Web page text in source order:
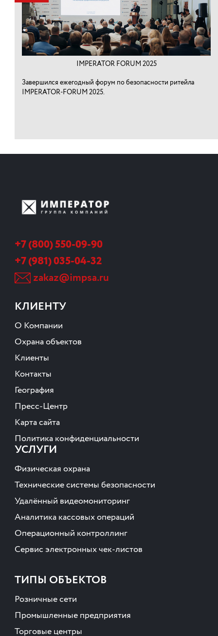
IMPERATOR FORUM 2025
Завершился ежегодный форум по безопасности ритейла
IMPERATOR-FORUM 2025.
+7 (800) 550-09-90
+7 (981) 035-04-32
zakaz@impsa.ru
КЛИЕНТУ
О Компании
Охрана объектов
Клиенты
Контакты
География
Пресс-Центр
Карта сайта
Политика конфиденциальности
УСЛУГИ
Физическая охрана
Технические системы безопасности
Удалённый видеомониторинг
Аналитика кассовых операций
Операционный контроллинг
Сервис электронных чек-листов
ТИПЫ ОБЪЕКТОВ
Розничные сети
Промышленные предприятия
Торговые центры